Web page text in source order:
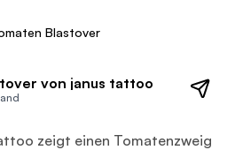
Blastover
von janus tattoo
Tomatenzweig im Illustrative
zeigt einen Tomatenzweig